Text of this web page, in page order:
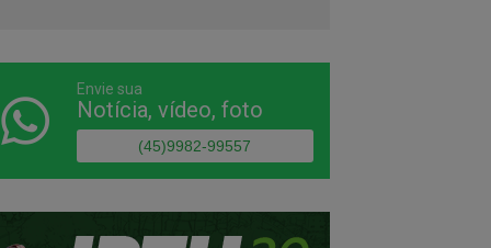
Envie sua
Notícia, vídeo, foto
(45)9982-99557